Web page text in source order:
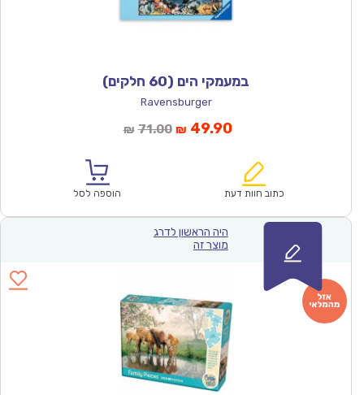
במעמקי הים (60 חלקים)
Ravensburger
₪ 71.00המחיר
₪71.00.
₪ 49.90המחיר
הוא:
כתוב חוות דעת הוספה לסל
היה הראשון לדרג
מוצר זה